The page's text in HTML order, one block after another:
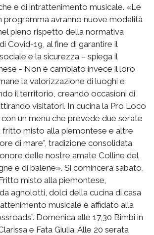
e di intrattenimento musicale. «Le
programma avranno nuove modalità
pieno rispetto della normativa
Covid-19, al fine di garantire il
e la sicurezza – spiega il
- Non è cambiato invece il loro
la valorizzazione di luoghi e
il territorio, creando occasioni di
visitatori. In cucina la Pro Loco
un menu che prevede due serate
fritto misto alla piemontese e altre
di mare”, tradizione consolidata
delle nostre amate Colline del
e di balene». Si comincerà sabato,
misto alla piemontese,
agnolotti, dolci della cucina di casa
musicale è affidato alla
Domenica alle 17,30 Bimbi in
e Fata Giulia. Alle 20 serata